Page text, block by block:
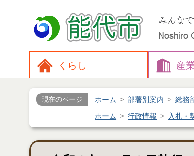
くらし 産
現在のページ ホーム 部署別案内 総務
ホーム 行政情報 入札・